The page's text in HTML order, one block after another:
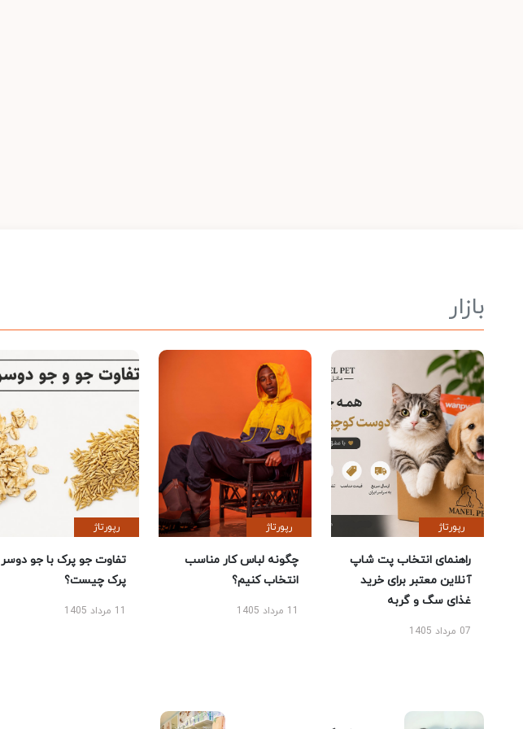
بازار
رپورتاژ
راهنمای انتخاب پت شاپ
آنلاین معتبر برای خرید
غذای سگ و گربه
07 مرداد 1405
رپورتاژ
چگونه لباس کار مناسب
انتخاب کنیم؟
11 مرداد 1405
رپورتاژ
تفاوت جو پرک با جو دوسر
پرک چیست؟
11 مرداد 1405